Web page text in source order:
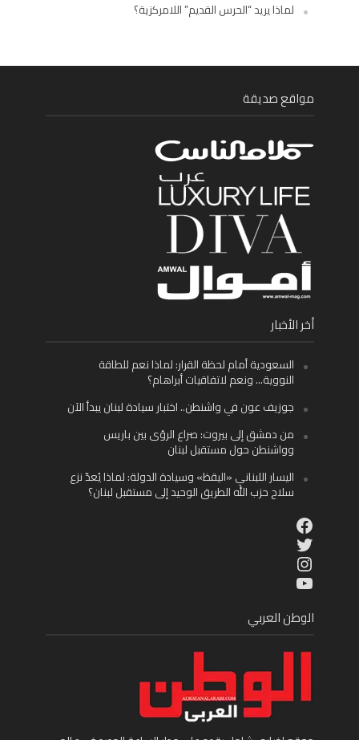
لماذا يريد “الحرس القديم” اللامركزية؟
مواقع صديقة
أخر الأخبار
السعودية أمام لحظة القرار: لماذا نعم للطاقة
النووية… ونعم لاتفاقيات أبراهام؟
جوزيف عون في واشنطن.. اختبار سيادة لبنان يبدأ الآن
من دمشق إلى بيروت: صراع الرؤى بين باريس
وواشنطن حول مستقبل لبنان
اليسار اللبناني «اليقظ» وسيادة الدولة: لماذا يُعدّ نزع
سلاح حزب الله الطريق الوحيد إلى مستقبل لبنان؟
Facebook
Twitter
Instagram
YouTube
الوطن العربي